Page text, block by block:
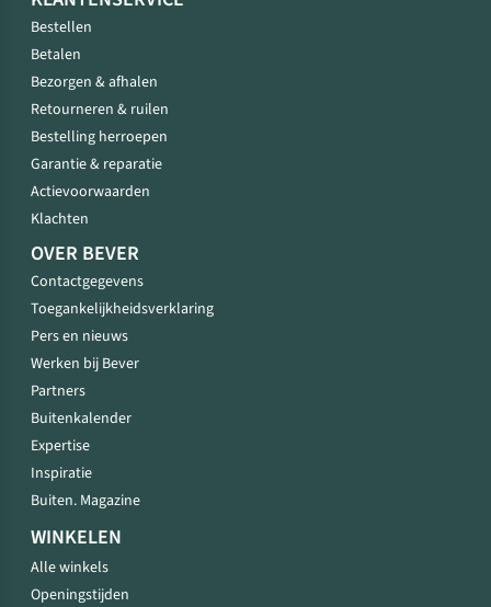
Bestellen
Betalen
Bezorgen & afhalen
Retourneren & ruilen
Bestelling herroepen
Garantie & reparatie
Actievoorwaarden
Klachten
OVER BEVER
Contactgegevens
Toegankelijkheidsverklaring
Pers en nieuws
Werken bij Bever
Partners
Buitenkalender
Expertise
Inspiratie
Buiten. Magazine
WINKELEN
Alle winkels
Openingstijden